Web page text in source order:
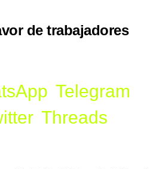
de trabajadores
Telegram
Threads